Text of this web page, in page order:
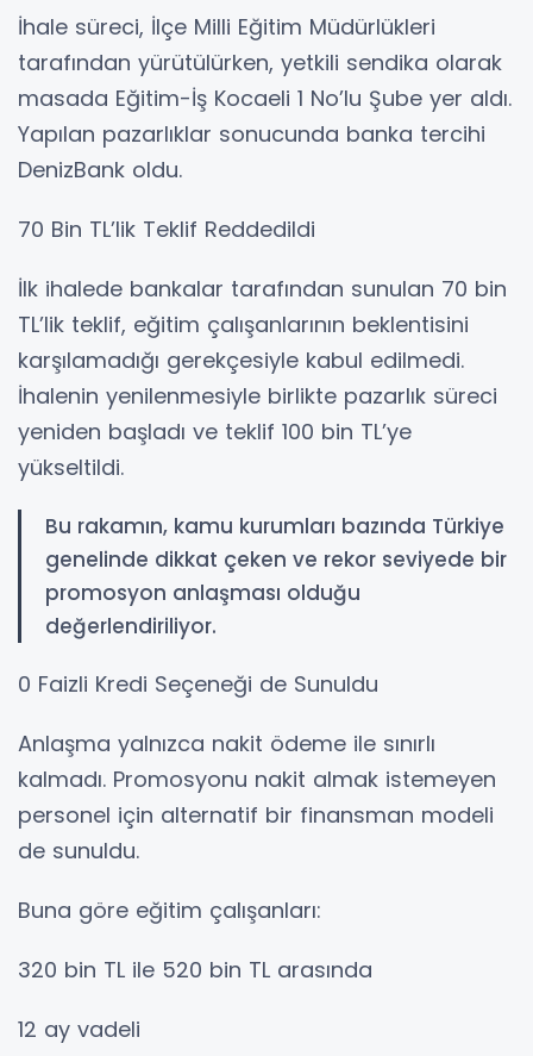
İhale süreci, İlçe Milli Eğitim Müdürlükleri
tarafından yürütülürken, yetkili sendika olarak
masada Eğitim-İş Kocaeli 1 No’lu Şube yer aldı.
Yapılan pazarlıklar sonucunda banka tercihi
DenizBank oldu.
70 Bin TL’lik Teklif Reddedildi
İlk ihalede bankalar tarafından sunulan 70 bin
TL’lik teklif, eğitim çalışanlarının beklentisini
karşılamadığı gerekçesiyle kabul edilmedi.
İhalenin yenilenmesiyle birlikte pazarlık süreci
yeniden başladı ve teklif 100 bin TL’ye
yükseltildi.
Bu rakamın, kamu kurumları bazında Türkiye
genelinde dikkat çeken ve rekor seviyede bir
promosyon anlaşması olduğu
değerlendiriliyor.
0 Faizli Kredi Seçeneği de Sunuldu
Anlaşma yalnızca nakit ödeme ile sınırlı
kalmadı. Promosyonu nakit almak istemeyen
personel için alternatif bir finansman modeli
de sunuldu.
Buna göre eğitim çalışanları:
320 bin TL ile 520 bin TL arasında
12 ay vadeli